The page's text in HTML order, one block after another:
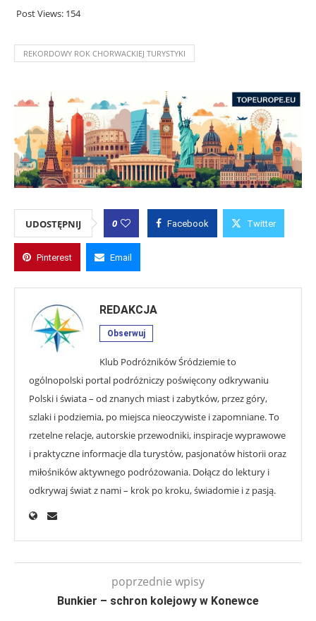
Post Views: 154
REKORDOWY ROK CHORWACKIEJ TURYSTYKI
UDOSTĘPNIJ 0 Facebook Twitter
Pinterest Email
REDAKCJA
Obserwuj
Klub Podróżników Śródziemie to
ogólnopolski portal podróżniczy poświęcony odkrywaniu
Polski i świata – od znanych miast i zabytków, przez góry,
szlaki i podziemia, po miejsca nieoczywiste i zapomniane. To
rzetelne relacje, autorskie przewodniki, inspiracje wyprawowe
i praktyczne informacje dla turystów, pasjonatów historii oraz
miłośników aktywnego podróżowania. Dołącz do lektury i
odkrywaj świat z nami – krok po kroku, świadomie i z pasją.
poprzednie wpisy
Bunkier – schron kolejowy w Konewce